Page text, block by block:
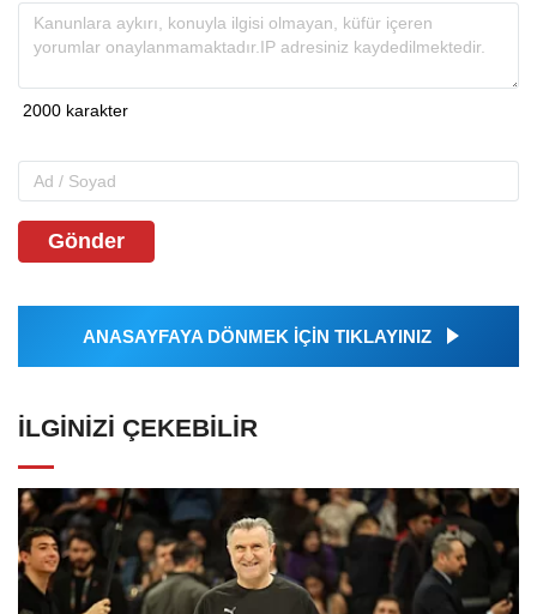
Gönder
ANASAYFAYA DÖNMEK İÇİN TIKLAYINIZ
İLGINIZI ÇEKEBILIR